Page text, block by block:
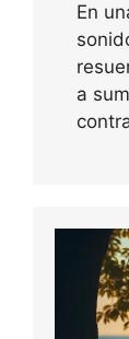
En
a